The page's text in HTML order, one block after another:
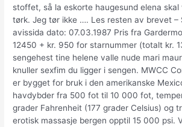
stoffet, så la eskorte haugesund elena
tørk. Jeg tør ikke …. Les resten av brevet –
avissida dato: 07.03.1987 Pris fra
12450 + kr. 950 for starnummer (totalt kr.
sengehest tine helene valle nude mari
knuller sexfim du ligger i sengen. MWCC
er bygget for bruk i den amerikanske
havdybder fra 500 fot til 10 000 fot,
grader Fahrenheit (177 grader Celsius) og
erotisk massasje bergen opptil 15 000 psi.